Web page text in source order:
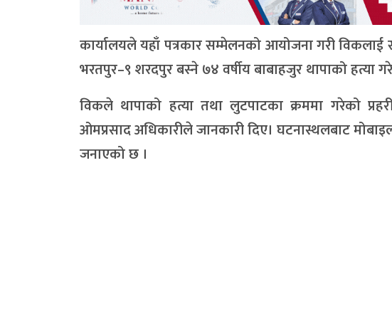
कार्यालयले यहाँ पत्रकार सम्मेलनको आयोजना गरी
भरतपुर–९ शरदपुर बस्ने ७४ वर्षीय बाबाहजुर थापाको हत्या
विकले थापाको हत्या तथा लुटपाटका क्रममा गरेको
ओमप्रसाद अधिकारीले जानकारी दिए। घटनास्थलबाट
जनाएको छ ।